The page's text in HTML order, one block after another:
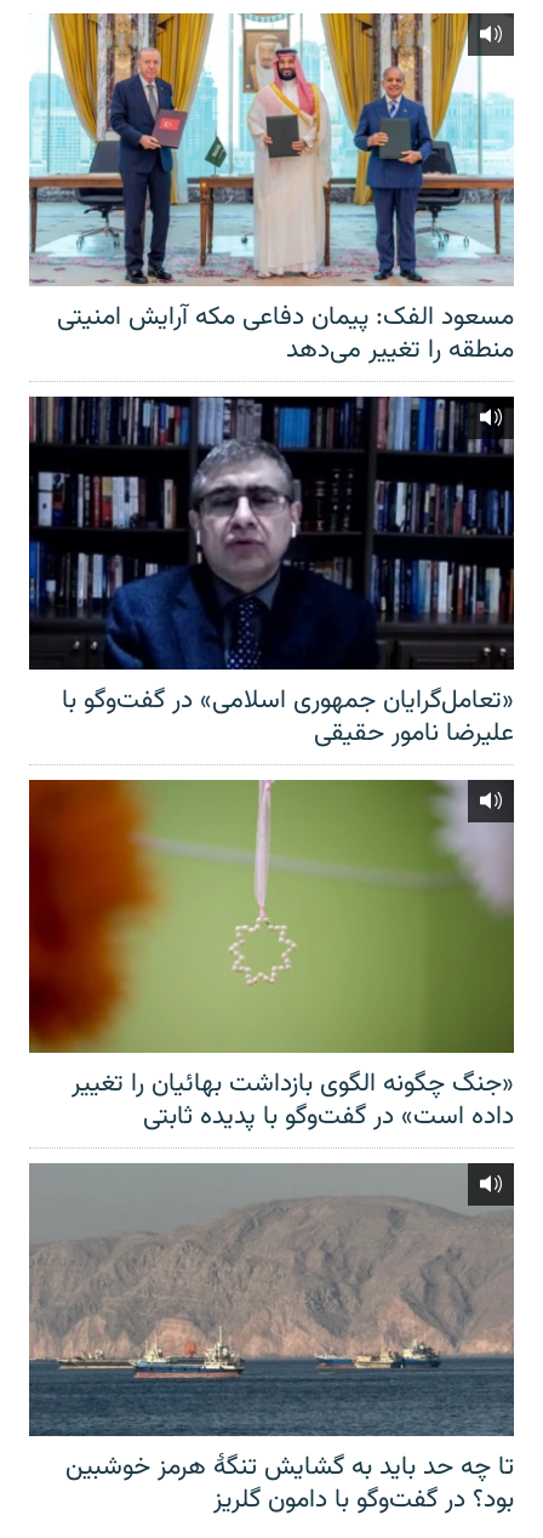
مسعود الفک: پیمان دفاعی مکه آرایش امنیتی
منطقه را تغییر می‌دهد
«تعامل‌گرایان جمهوری اسلامی» در گفت‌وگو با
علیرضا نامور حقیقی
«جنگ چگونه الگوی بازداشت بهائیان را تغییر
داده است» در گفت‌وگو با پدیده ثابتی
تا چه حد باید به گشایش تنگهٔ هرمز خوشبین
بود؟ در گفت‌وگو با دامون گلریز